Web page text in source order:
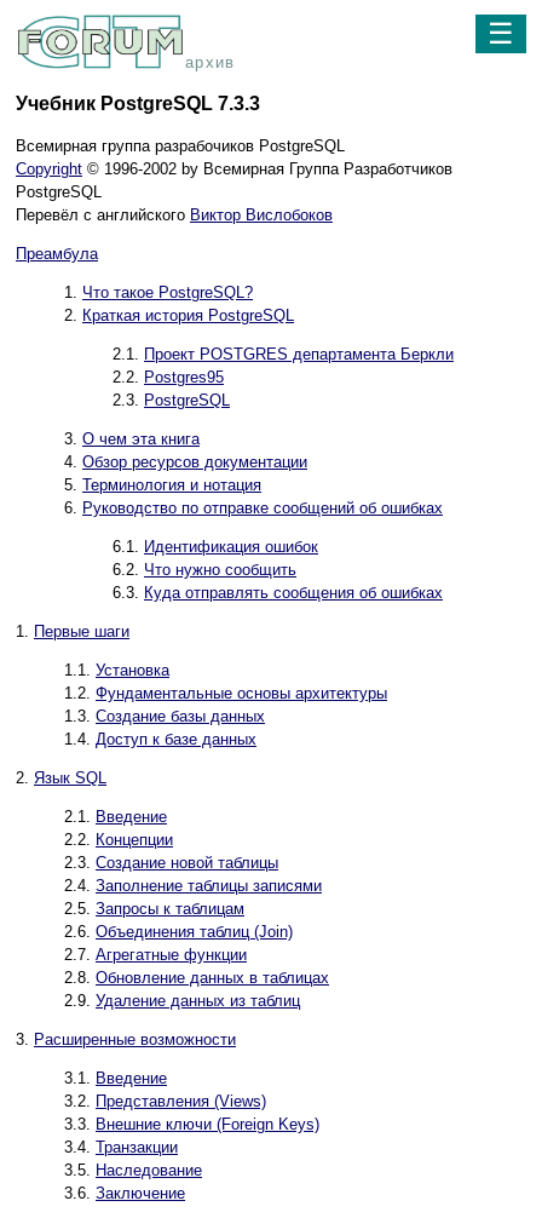
архив
☰
Учебник PostgreSQL 7.3.3
Всемирная группа разрабочиков PostgreSQL
Copyright © 1996-2002 by Всемирная Группа Разработчиков
PostgreSQL
Перевёл с английского Виктор Вислобоков
Преамбула
1. Что такое PostgreSQL?
2. Краткая история PostgreSQL
2.1. Проект POSTGRES департамента Беркли
2.2. Postgres95
2.3. PostgreSQL
3. О чем эта книга
4. Обзор ресурсов документации
5. Терминология и нотация
6. Руководство по отправке сообщений об ошибках
6.1. Идентификация ошибок
6.2. Что нужно сообщить
6.3. Куда отправлять сообщения об ошибках
1. Первые шаги
1.1. Установка
1.2. Фундаментальные основы архитектуры
1.3. Создание базы данных
1.4. Доступ к базе данных
2. Язык SQL
2.1. Введение
2.2. Концепции
2.3. Создание новой таблицы
2.4. Заполнение таблицы записями
2.5. Запросы к таблицам
2.6. Объединения таблиц (Join)
2.7. Агрегатные функции
2.8. Обновление данных в таблицах
2.9. Удаление данных из таблиц
3. Расширенные возможности
3.1. Введение
3.2. Представления (Views)
3.3. Внешние ключи (Foreign Keys)
3.4. Транзакции
3.5. Наследование
3.6. Заключение